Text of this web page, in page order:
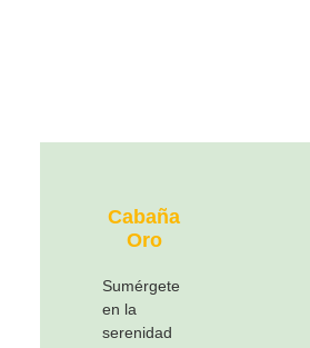
Cabaña
Oro
Sumérgete
en la
serenidad